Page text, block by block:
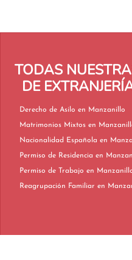
TODAS
DE
Derecho de Asilo en Manzanillo
Matrimonios Mixtos en
Nacionalidad Española
Permiso de Residencia en
Permiso de Trabajo en
Reagrupación Familiar en